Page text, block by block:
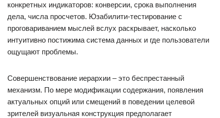
конкретных индикаторов: конверсии, срока выполнения
дела, числа просчетов. Юзабилити-тестирование с
проговариванием мыслей вслух раскрывает, насколько
интуитивно постижима система данных и где пользователи
ощущают проблемы.
Совершенствование иерархии – это беспрестанный
механизм. По мере модификации содержания, появления
актуальных опций или смещений в поведении целевой
зрителей визуальная конструкция предполагает